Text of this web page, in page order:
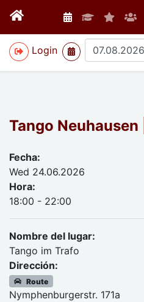
Login
>
Tango
Fecha:
Wed 24.06.2026
Hora:
18:00 - 22:00
Nombre del lugar:
Tango im Trafo
Dirección:
Route
Nymphenburgerstr. 171a